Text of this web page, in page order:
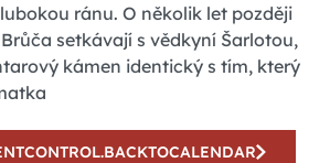
ránu. O několik let později
setkávají s vědkyní Šarlotou,
kámen identický s tím, který